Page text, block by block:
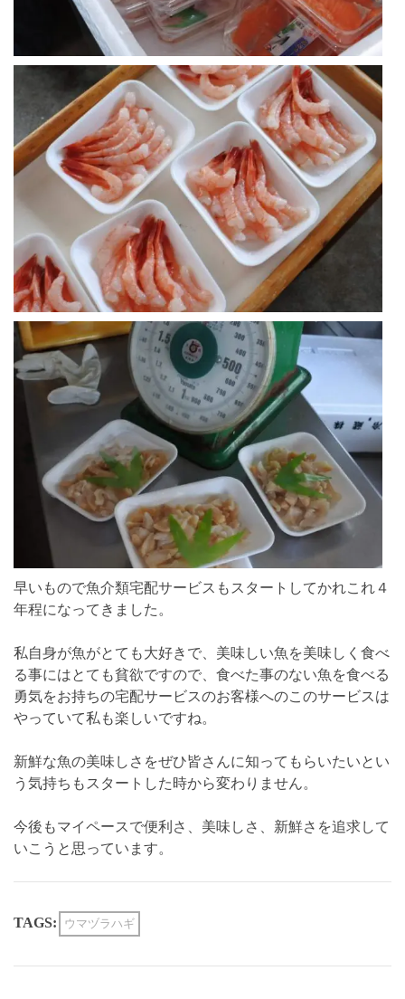
早いもので魚介類宅配サービスもスタートしてかれこれ４
年程になってきました。
私自身が魚がとても大好きで、美味しい魚を美味しく食べ
る事にはとても貧欲ですので、食べた事のない魚を食べる
勇気をお持ちの宅配サービスのお客様へのこのサービスは
やっていて私も楽しいですね。
新鮮な魚の美味しさをぜひ皆さんに知ってもらいたいとい
う気持ちもスタートした時から変わりません。
今後もマイペースで便利さ、美味しさ、新鮮さを追求して
いこうと思っています。
TAGS: ウマヅラハギ